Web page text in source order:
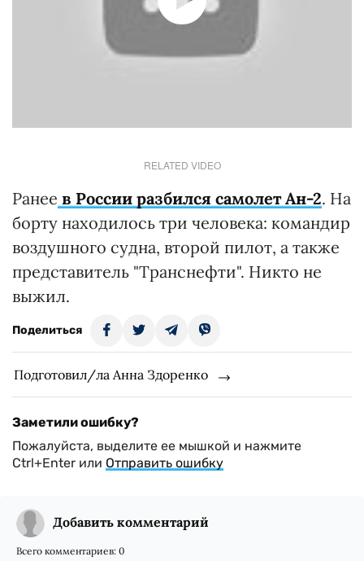
RELATED VIDEO
Ранее в России разбился самолет Ан-2. На
борту находилось три человека: командир
воздушного судна, второй пилот, а также
представитель "Транснефти". Никто не
выжил.
Поделиться
Подготовил/ла Анна Здоренко
Заметили ошибку?
Пожалуйста, выделите ее мышкой и нажмите
Ctrl+Enter или Отправить ошибку
Добавить комментарий
Всего комментариев: 0